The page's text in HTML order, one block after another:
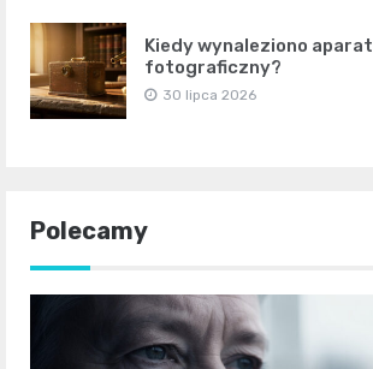
Kiedy wynaleziono aparat
fotograficzny?
30 lipca 2026
Polecamy